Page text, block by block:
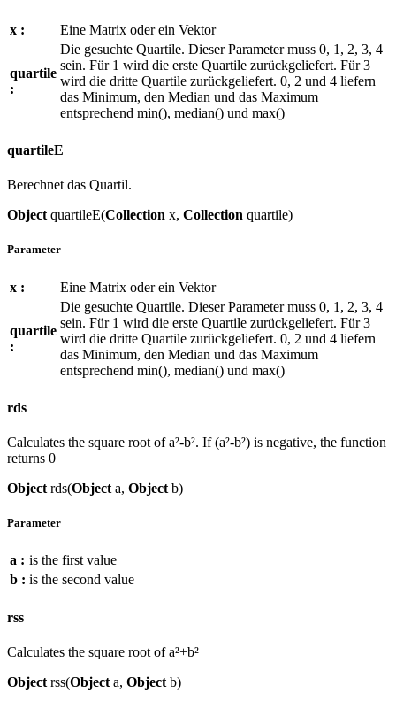
x : Eine Matrix oder ein Vektor
quartile
:
Die gesuchte Quartile. Dieser Parameter muss 0, 1, 2, 3, 4
sein. Für 1 wird die erste Quartile zurückgeliefert. Für 3
wird die dritte Quartile zurückgeliefert. 0, 2 und 4 liefern
das Minimum, den Median und das Maximum
entsprechend min(), median() und max()
quartileE
Berechnet das Quartil.
Object quartileE(Collection x, Collection quartile)
Parameter
x : Eine Matrix oder ein Vektor
quartile
:
Die gesuchte Quartile. Dieser Parameter muss 0, 1, 2, 3, 4
sein. Für 1 wird die erste Quartile zurückgeliefert. Für 3
wird die dritte Quartile zurückgeliefert. 0, 2 und 4 liefern
das Minimum, den Median und das Maximum
entsprechend min(), median() und max()
rds
Calculates the square root of a²-b². If (a²-b²) is negative, the function
returns 0
Object rds(Object a, Object b)
Parameter
a : is the first value
b : is the second value
rss
Calculates the square root of a²+b²
Object rss(Object a, Object b)